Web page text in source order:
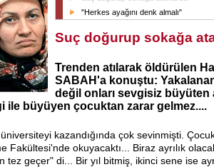
"Herkes ayağını denk almalı"
Suç doğurup sokağa
Trenden atılarak öldürülen
SABAH'a konuştu:
değil onları sevgisiz büyüten
ile büyüyen çocuktan zarar gelmez....
kazandığında çok sevinmişti.
Fakültesi'nde okuyacaktı... Biraz ayrılık
tez geçer" di... Bir yıl bitmiş, ikinci sene ise